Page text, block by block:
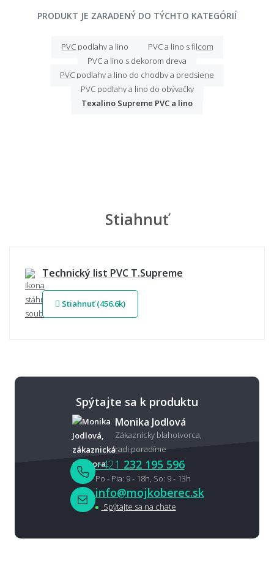
PRODUKT JE ZARADENÝ DO TÝCHTO KATEGÓRIÍ
PVC podlahy a lino
PVC a lino s filcom
PVC a lino s dekorom dreva
PVC podlahy a lino do chodby a predsiene
PVC podlahy a lino do obývačky
Texalino Supreme PVC a lino
Stiahnuť
Technický list PVC T.Supreme
Stiahnuť (456.6k)
Spýtajte sa k produktu
Monika Jodlová
Zákaznícky blahotvorca,
radi poradíme
+421 232 195 596
Po - Pia: 9 - 18h, So: 9 - 13h
info@mojkoberec.sk
Spýtajte sa na chate